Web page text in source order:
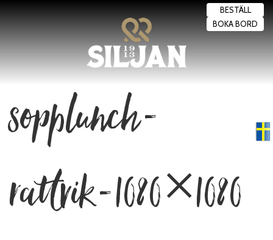
BESTÄLL
BOKA BORD
sopplunch-
rattvik-1080×1080
Swedish